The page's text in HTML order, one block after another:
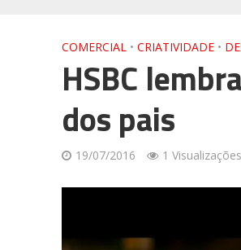
COMERCIAL • CRIATIVIDADE •
HSBC
dos pais
19/07/2016 1 Visualizações